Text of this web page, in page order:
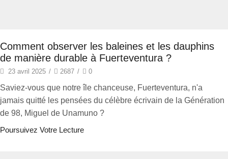
Comment observer les baleines et les dauphins
de manière durable à Fuerteventura ?
23 avril 2025 / 2687 / 0
Saviez-vous que notre île chanceuse, Fuerteventura, n'a
jamais quitté les pensées du célèbre écrivain de la Génération
de 98, Miguel de Unamuno ?
Poursuivez Votre Lecture